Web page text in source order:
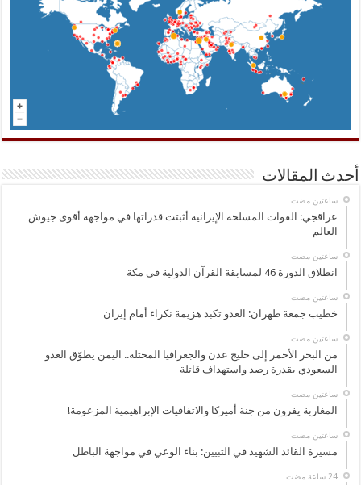
أحدث المقالات
‏ساعتين مضت
عراقجي: القوات المسلحة الإيرانية أثبتت قدراتها في مواجهة أقوى جيوش
العالم
‏ساعتين مضت
انطلاق الدورة 46 لمسابقة القرآن الدولية في مكة
‏ساعتين مضت
خطيب جمعة طهران: العدو تكبد هزيمة نكراء أمام إيران
‏ساعتين مضت
من البحر الأحمر إلى خليج عدن والجغرافيا المحتلة.. اليمن يطوّق العدو
السعودي بقدرة رصد واستهداف قاتلة
‏ساعتين مضت
المغاربة يفرون من جنة أميركا والاتفاقيات الإبراهيمية المزعومة!
‏ساعتين مضت
مسيرة القائد الشهيد في التبيين: بناء الوعي في مواجهة الباطل
‏24 ساعة مضت